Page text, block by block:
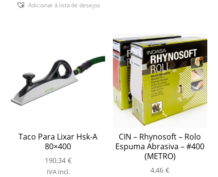
Adicionar á lista de desejos
Taco Para Lixar Hsk-A
80×400
190,34 €
IVA Incl.
CIN – Rhynosoft – Rolo
Espuma Abrasiva – #400
(METRO)
4,46€